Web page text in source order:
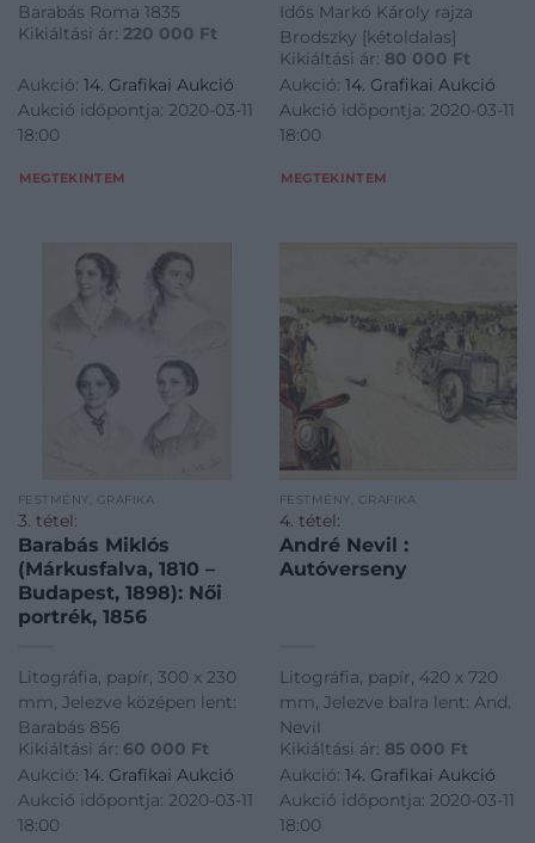
Barabás Roma 1835
Kikiáltási ár: 220 000 Ft
Aukció: 14. Grafikai Aukció
Aukció időpontja: 2020-03-11
18:00
MEGTEKINTEM
Idős Markó Károly rajza
Brodszky [kétoldalas]
Kikiáltási ár: 80 000 Ft
Aukció: 14. Grafikai Aukció
Aukció időpontja: 2020-03-11
18:00
MEGTEKINTEM
FESTMÉNY, GRAFIKA
3. tétel:
Barabás Miklós
(Márkusfalva, 1810 –
Budapest, 1898): Női
portrék, 1856
Litográfia, papír, 300 x 230
mm, Jelezve középen lent:
Barabás 856
Kikiáltási ár: 60 000 Ft
Aukció: 14. Grafikai Aukció
Aukció időpontja: 2020-03-11
18:00
FESTMÉNY, GRAFIKA
4. tétel:
André Nevil :
Autóverseny
Litográfia, papír, 420 x 720
mm, Jelezve balra lent: And.
Nevil
Kikiáltási ár: 85 000 Ft
Aukció: 14. Grafikai Aukció
Aukció időpontja: 2020-03-11
18:00